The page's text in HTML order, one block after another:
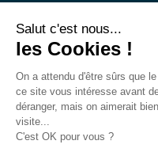
À propos Gestion
Wichard, 1 ZI de Felet,